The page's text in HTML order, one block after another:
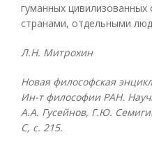
гуманных
странами, отдельными
Л.Н. Митрохин
Новая философская
Ин-т философии РАН.
А.А. Гусейнов, Г.Ю.
С, с. 215.